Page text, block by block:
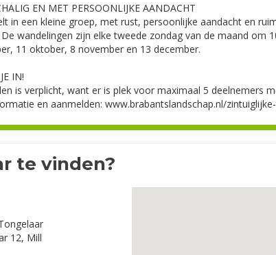
EN MET PERSOONLIJKE AANDACHT
in een kleine groep, met rust, persoonlijke aandacht en
wandelingen zijn elke tweede zondag van de maand om
11 oktober, 8 november en 13 december.
IN!
is verplicht, want er is plek voor maximaal 5 deelnemers
en aanmelden: www.brabantslandschap.nl/
te vinden?
12, Mill